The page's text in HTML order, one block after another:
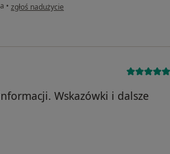
• w opinii użytkownika Monika
zgłoś nadużycie
Wskazówki i dalsze